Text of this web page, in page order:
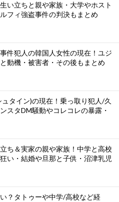
い立ちと親や家族・大学やホスト
フィ強盗事件の判決もまとめ
件犯人の韓国人女性の現在！ユジ
動機・被害者・その後もまとめ
タイン)の現在！乗っ取り犯人/久
スタDM騒動やコレコレの暴露・
ち＆実家の親や家族！中学と高校
い・結婚や旦那と子供・沼津乳児
？タトゥーや中学/高校など経